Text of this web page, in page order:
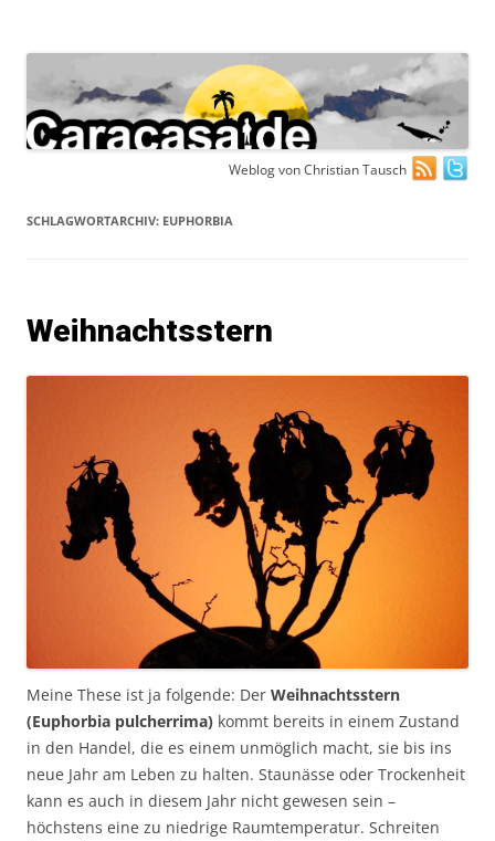
Weblog von Christian Tausch
SCHLAGWORTARCHIV: EUPHORBIA
Weihnachtsstern
Meine These ist ja folgende: Der Weihnachtsstern
(Euphorbia pulcherrima) kommt bereits in einem Zustand
in den Handel, die es einem unmöglich macht, sie bis ins
neue Jahr am Leben zu halten. Staunässe oder Trockenheit
kann es auch in diesem Jahr nicht gewesen sein –
höchstens eine zu niedrige Raumtemperatur. Schreiten